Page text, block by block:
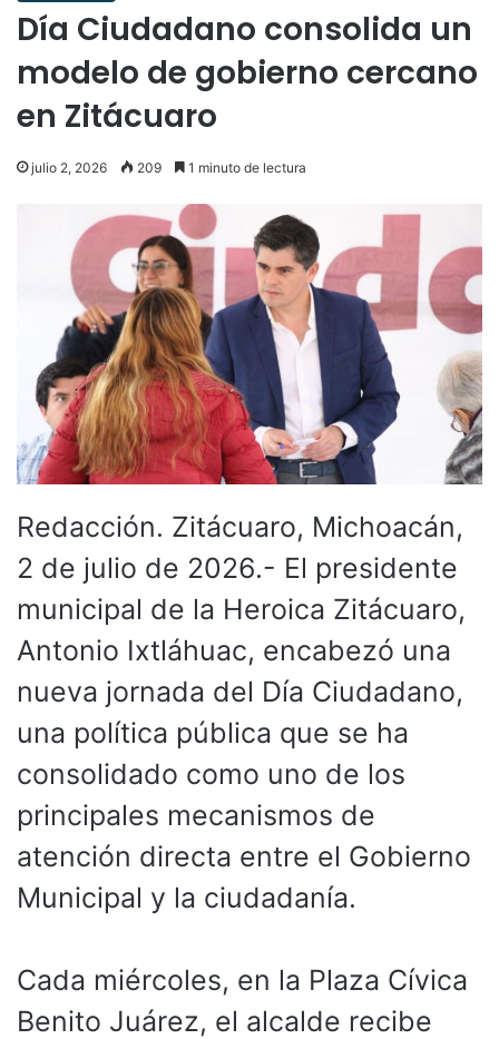
Día Ciudadano consolida un
modelo de gobierno cercano
en Zitácuaro
julio 2, 2026 209 1 minuto de lectura
Redacción. Zitácuaro, Michoacán,
2 de julio de 2026.- El presidente
municipal de la Heroica Zitácuaro,
Antonio Ixtláhuac, encabezó una
nueva jornada del Día Ciudadano,
una política pública que se ha
consolidado como uno de los
principales mecanismos de
atención directa entre el Gobierno
Municipal y la ciudadanía.
Cada miércoles, en la Plaza Cívica
Benito Juárez, el alcalde recibe